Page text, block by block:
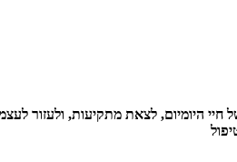
חיי היומיום, לצאת מתקיעות, ולעזור